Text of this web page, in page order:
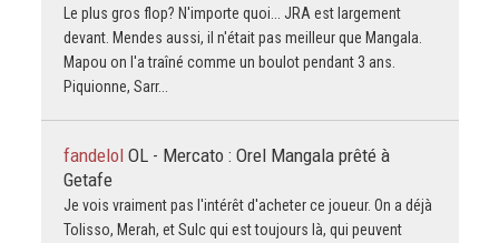
Le plus gros flop? N'importe quoi... JRA est largement
devant. Mendes aussi, il n'était pas meilleur que Mangala.
Mapou on l'a traîné comme un boulot pendant 3 ans.
Piquionne, Sarr...
fandelol OL - Mercato : Orel Mangala prêté à
Getafe
Je vois vraiment pas l'intérêt d'acheter ce joueur. On a déjà
Tolisso, Merah, et Sulc qui est toujours là, qui peuvent